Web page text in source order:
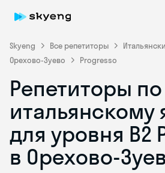
Skyeng Все репетиторы
Орехово-Зуево
Progresso
Репетиторы по
итальянскому
для уровня B2
в Орехово-
Skyeng Chat
online